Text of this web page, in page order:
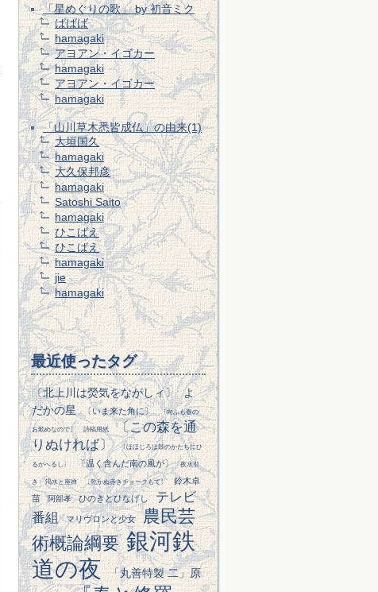
「星めぐりの歌」 by 初音ミク
ばばば
hamagaki
アヨアン・イゴカー
hamagaki
アヨアン・イゴカー
hamagaki
「山川草木悉皆成仏」の由来(1)
大垣国久
hamagaki
大久保邦彦
hamagaki
Satoshi Saito
hamagaki
ひこばえ
ひこばえ
hamagaki
jie
hamagaki
最近使ったタグ
〔北上川は熒気をながしィ〕 よ
だかの星
〔いま来た角に〕 〔向ふも春の
お勤めなので〕 詩稿用紙
〔この森を通
りぬければ〕
〔ほほじろは鼓のかたちにひ
るがへるし〕 〔温く含んだ南の風が〕 夜水引
き 渇水と座禅 〔乾かぬ赤きチョークもて〕
鈴木卓
苗
阿部孝 ひのきとひなげし
テレビ
番組
マリヴロンと少女
農民芸
術概論綱要 銀河鉄
道の夜
「丸善特製 二」原